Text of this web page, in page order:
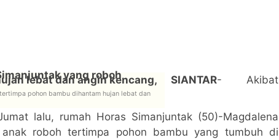
pohon bambu dihantam hujan lebat dan
SIANTAR- Akibat
lalu, rumah Horas Simanjuntak (50)-Magdalena
roboh tertimpa pohon bambu yang tumbuh di